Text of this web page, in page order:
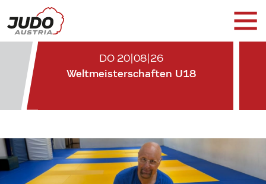
DO 20|08|26
Weltmeisterschaften U18